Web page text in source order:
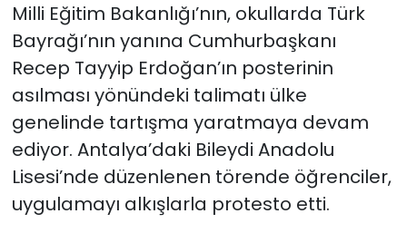
Milli Eğitim Bakanlığı’nın, okullarda Türk
Bayrağı’nın yanına Cumhurbaşkanı
Recep Tayyip Erdoğan’ın posterinin
asılması yönündeki talimatı ülke
genelinde tartışma yaratmaya devam
ediyor. Antalya’daki Bileydi Anadolu
Lisesi’nde düzenlenen törende öğrenciler,
uygulamayı alkışlarla protesto etti.